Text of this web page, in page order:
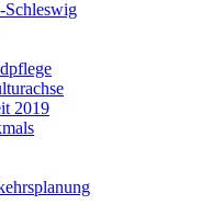
Schleswig
2019